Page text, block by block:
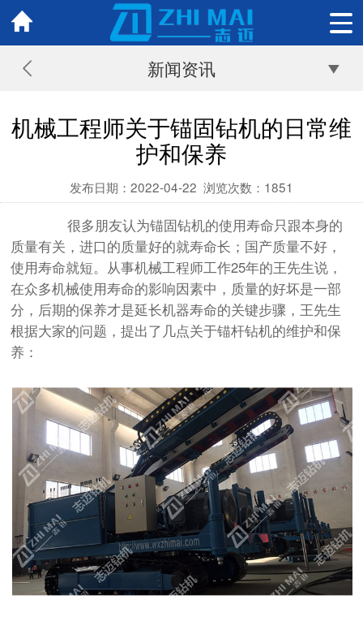
新闻资讯
机械工程师关于锚固钻机的日常维
护和保养
发布日期：2022-04-22 浏览次数： 1851
很多朋友认为锚固钻机的使用寿命只跟本身的
质量有关，进口的质量好的就寿命长；国产质量不好，
使用寿命就短。从事机械工程师工作25年的王先生说，
在众多机械使用寿命的影响因素中，质量的好坏是一部
分，后期的保养才是延长机器寿命的关键步骤，王先生
根据大家的问题，提出了几点关于锚杆钻机的维护和保
养：